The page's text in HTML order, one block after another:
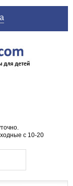
с 10-20